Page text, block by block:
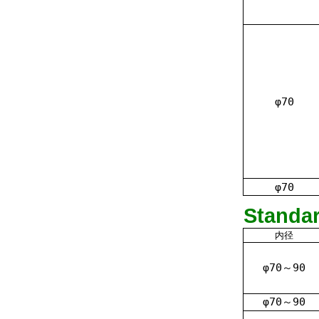
φ70
φ70
内径
φ70～90
φ70～90